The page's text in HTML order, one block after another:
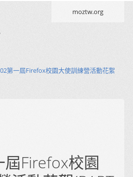
moztw.org
第一屆Firefox校園大使訓練營活動花絮
Firefox校園